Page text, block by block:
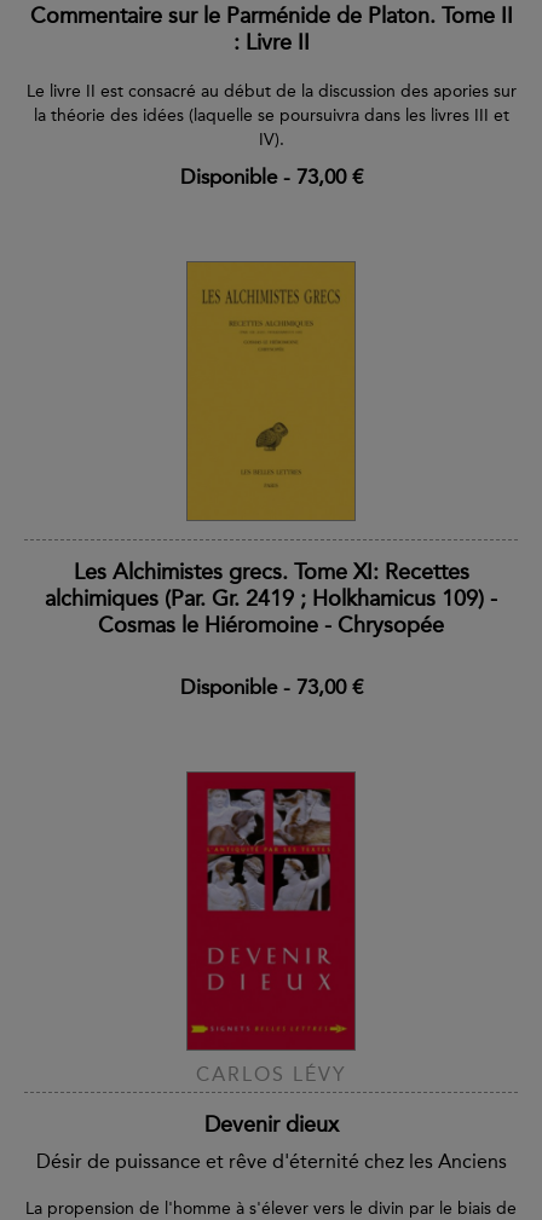
Commentaire sur le Parménide de Platon. Tome II
: Livre II
Le livre II est consacré au début de la discussion des apories sur
la théorie des idées (laquelle se poursuivra dans les livres III et
IV).
Disponible- 73,00 €
Les Alchimistes grecs. Tome XI: Recettes
alchimiques (Par. Gr. 2419 ; Holkhamicus 109) -
Cosmas le Hiéromoine - Chrysopée
Disponible- 73,00 €
CARLOS LÉVY
Devenir dieux
Désir de puissance et rêve d'éternité chez les Anciens
La propension de l'homme à s'élever vers le divin par le biais de